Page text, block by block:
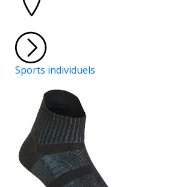
Sports individuels